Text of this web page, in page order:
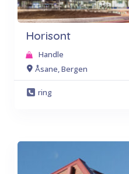
Horisont
Handle
Åsane, Bergen
ring